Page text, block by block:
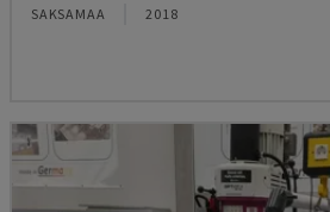
SAKSAMAA 2018